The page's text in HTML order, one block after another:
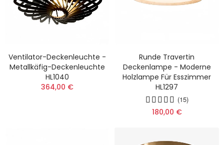
Ventilator-Deckenleuchte -
Metallkäfig-Deckenleuchte
HL1040
364,00 €
Runde Travertin
Deckenlampe - Moderne
Holzlampe Für Esszimmer
HL1297
(15)
180,00 €